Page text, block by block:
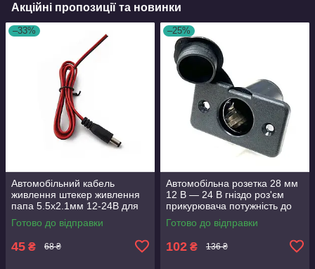
Акційні пропозиції та новинки
–33%
Автомобільний кабель
живлення штекер живлення
папа 5.5х2.1мм 12-24В для
під'єднання камери монітора
прожектора роутера
Готово до відправки
45 ₴ 68 ₴
–25%
Автомобільна розетка 28 мм
12 В — 24 В гніздо роз'єм
прикурювача потужність до
10 А 120 W
Готово до відправки
102 ₴ 136 ₴